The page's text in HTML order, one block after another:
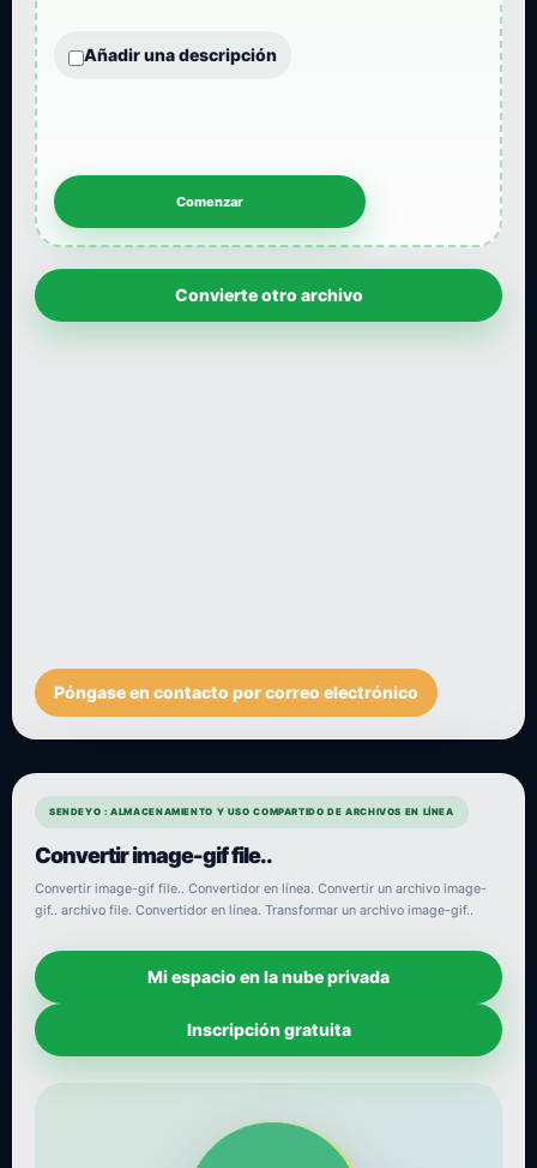
Añadir una descripción
Convierte otro archivo
Póngase en contacto por correo electrónico
SENDEYO : ALMACENAMIENTO Y USO COMPARTIDO DE ARCHIVOS EN LÍNEA
Convertir image-gif file..
Convertir image-gif file.. Convertidor en línea. Convertir un archivo image-
gif.. archivo file. Convertidor en línea. Transformar un archivo image-gif..
Mi espacio en la nube privada
Inscripción gratuita